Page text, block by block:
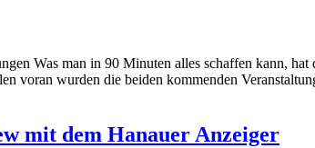
Was man in 90 Minuten alles schaffen kann,
voran wurden die beiden kommenden
mit dem Hanauer Anzeiger